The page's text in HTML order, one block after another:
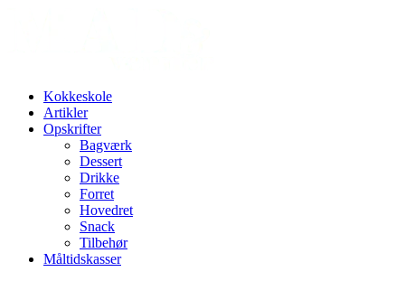
Kokkeskole
Artikler
Opskrifter
Bagværk
Dessert
Drikke
Forret
Hovedret
Snack
Tilbehør
Måltidskasser